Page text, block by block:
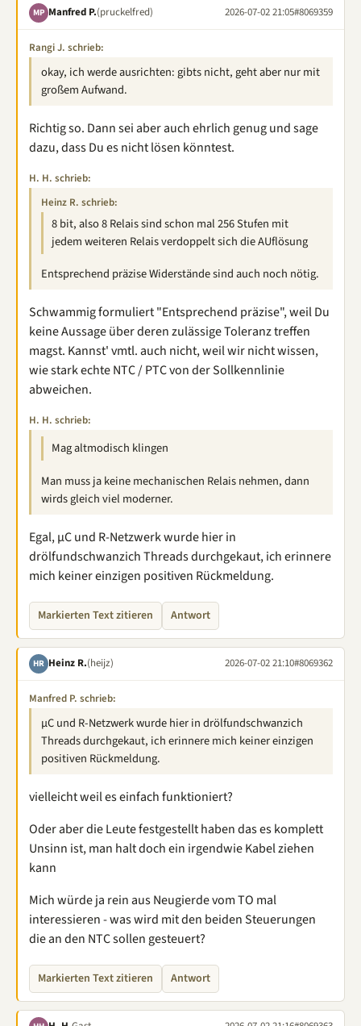
MP Manfred P.(pruckelfred) 2026-07-02 21:05#8069359
Rangi J. schrieb:
okay, ich werde ausrichten: gibts nicht, geht aber nur mit
großem Aufwand.
Richtig so. Dann sei aber auch ehrlich genug und sage
dazu, dass Du es nicht lösen könntest.
H. H. schrieb:
Heinz R. schrieb:
8 bit, also 8 Relais sind schon mal 256 Stufen mit
jedem weiteren Relais verdoppelt sich die AUflösung
Entsprechend präzise Widerstände sind auch noch nötig.
Schwammig formuliert "Entsprechend präzise", weil Du
keine Aussage über deren zulässige Toleranz treffen
magst. Kannst' vmtl. auch nicht, weil wir nicht wissen,
wie stark echte NTC / PTC von der Sollkennlinie
abweichen.
H. H. schrieb:
Mag altmodisch klingen
Man muss ja keine mechanischen Relais nehmen, dann
wirds gleich viel moderner.
Egal, µC und R-Netzwerk wurde hier in
drölfundschwanzich Threads durchgekaut, ich erinnere
mich keiner einzigen positiven Rückmeldung.
Markierten Text zitieren Antwort
HR Heinz R.(heijz) 2026-07-02 21:10#8069362
Manfred P. schrieb:
µC und R-Netzwerk wurde hier in drölfundschwanzich
Threads durchgekaut, ich erinnere mich keiner einzigen
positiven Rückmeldung.
vielleicht weil es einfach funktioniert?
Oder aber die Leute festgestellt haben das es komplett
Unsinn ist, man halt doch ein irgendwie Kabel ziehen
kann
Mich würde ja rein aus Neugierde vom TO mal
interessieren - was wird mit den beiden Steuerungen
die an den NTC sollen gesteuert?
Markierten Text zitieren Antwort